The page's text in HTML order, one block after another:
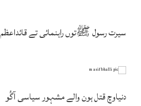
سیرت رسول ﷺتوں راہنمائی تے قائداعظم
دنیاوچ قتل ہون والے مشہور سیاسی آگُو